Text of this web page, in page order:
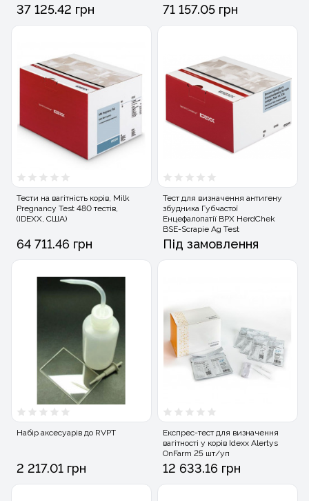
37 125.42 грн 71 157.05 грн
Тести на вагітність корів, Milk
Pregnancy Test 480 тестів,
(IDEXX, США)
64 711.46 грн
Тест для визначення антигену
збудника Губчастої
Енцефалопатії ВРХ HerdChek
BSE-Scrapie Ag Test
Під замовлення
Набір аксесуарів до RVPT
2 217.01 грн
Експрес-тест для визначення
вагітності у корів Idexx Alertys
OnFarm 25 шт/уп
12 633.16 грн